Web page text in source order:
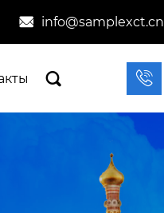
 info@samplexct.cn
 